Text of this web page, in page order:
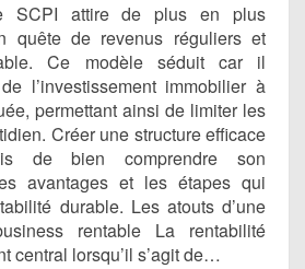
SCPI attire de plus en plus
quête de revenus réguliers et
Ce modèle séduit car il
l’investissement immobilier à
permettant ainsi de limiter les
Créer une structure efficace
de bien comprendre son
avantages et les étapes qui
durable. Les atouts d’une
rentable La rentabilité
central lorsqu’il s’agit de…